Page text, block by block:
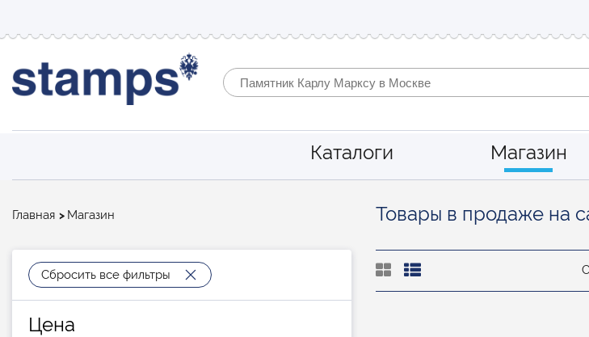
Каталоги Магазин
Строка
Главная Магазин Товары в продаже на
Сбросить все фильтры
Цена